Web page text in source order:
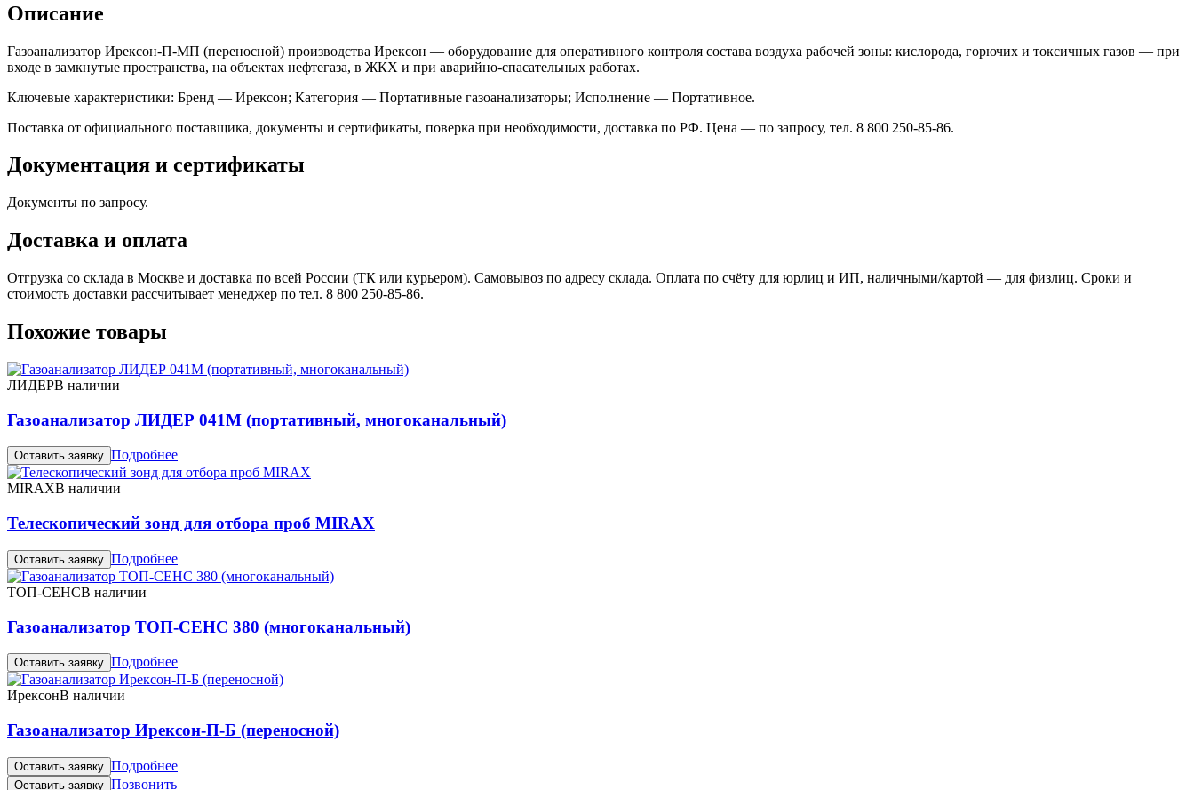
Описание
Газоанализатор Ирексон-П-МП (переносной) производства Ирексон — оборудование для оперативного контроля состава воздуха рабочей зоны: кислорода, горючих и токсичных газов — при
входе в замкнутые пространства, на объектах нефтегаза, в ЖКХ и при аварийно-спасательных работах.
Ключевые характеристики: Бренд — Ирексон; Категория — Портативные газоанализаторы; Исполнение — Портативное.
Поставка от официального поставщика, документы и сертификаты, поверка при необходимости, доставка по РФ. Цена — по запросу, тел. 8 800 250-85-86.
Документация и сертификаты
Документы по запросу.
Доставка и оплата
Отгрузка со склада в Москве и доставка по всей России (ТК или курьером). Самовывоз по адресу склада. Оплата по счёту для юрлиц и ИП, наличными/картой — для физлиц. Сроки и
стоимость доставки рассчитывает менеджер по тел. 8 800 250-85-86.
Похожие товары
ЛИДЕРВ наличии
Газоанализатор ЛИДЕР 041М (портативный, многоканальный)
Оставить заявку Подробнее
MIRAXВ наличии
Телескопический зонд для отбора проб MIRAX
Оставить заявку Подробнее
ТОП-СЕНСВ наличии
Газоанализатор ТОП-СЕНС 380 (многоканальный)
Оставить заявку Подробнее
ИрексонВ наличии
Газоанализатор Ирексон-П-Б (переносной)
Оставить заявку Подробнее
Оставить заявку Позвонить